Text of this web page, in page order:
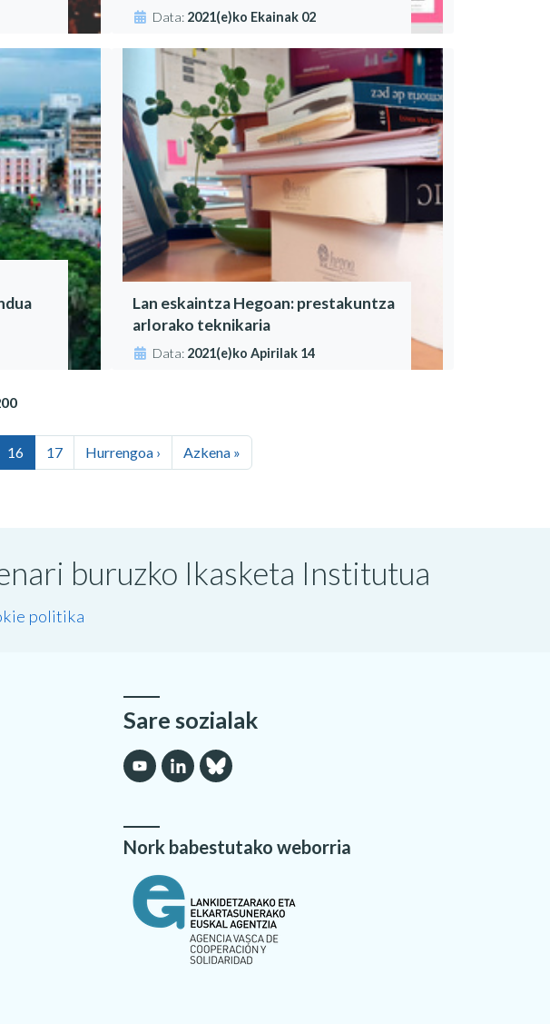
Data: 2021(e)ko Ekainak 02
Lan eskaintza Hegoan: prestakuntza
arlorako teknikaria
Data: 2021(e)ko Apirilak 14
16 17 Hurrengoa › Azkena »
buruzko Ikasketa Institutua
politika
Sare sozialak
Nork babestutako weborria